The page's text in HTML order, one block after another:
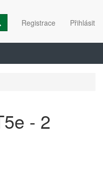
Registrace Přihlásit
- 2